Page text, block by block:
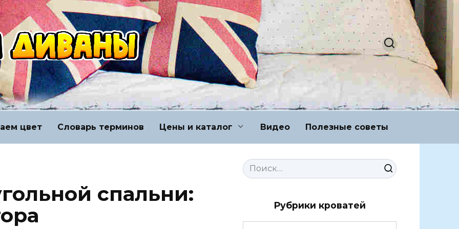
цвет Словарь терминов Цены и каталог Видео Полезные советы
спальни:
Search
for:
Рубрики кроватей